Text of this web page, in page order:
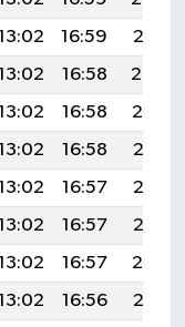
16:59
20:21
16:58
20:20
16:58
20:19
16:58
20:17
16:57
20:16
16:57
20:15
16:57
20:14
16:56
20:13